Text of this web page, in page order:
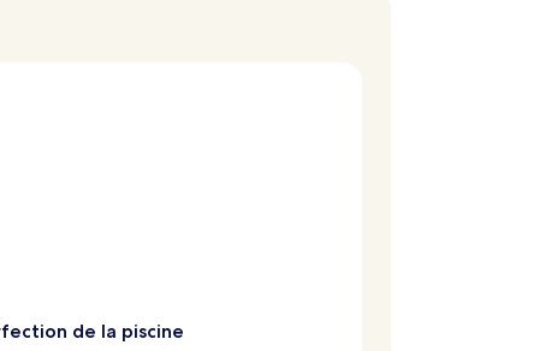
de la piscine